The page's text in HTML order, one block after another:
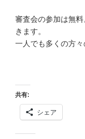
審査会の参加は無
きます。
一人でも多くの方々
共有:
シェア